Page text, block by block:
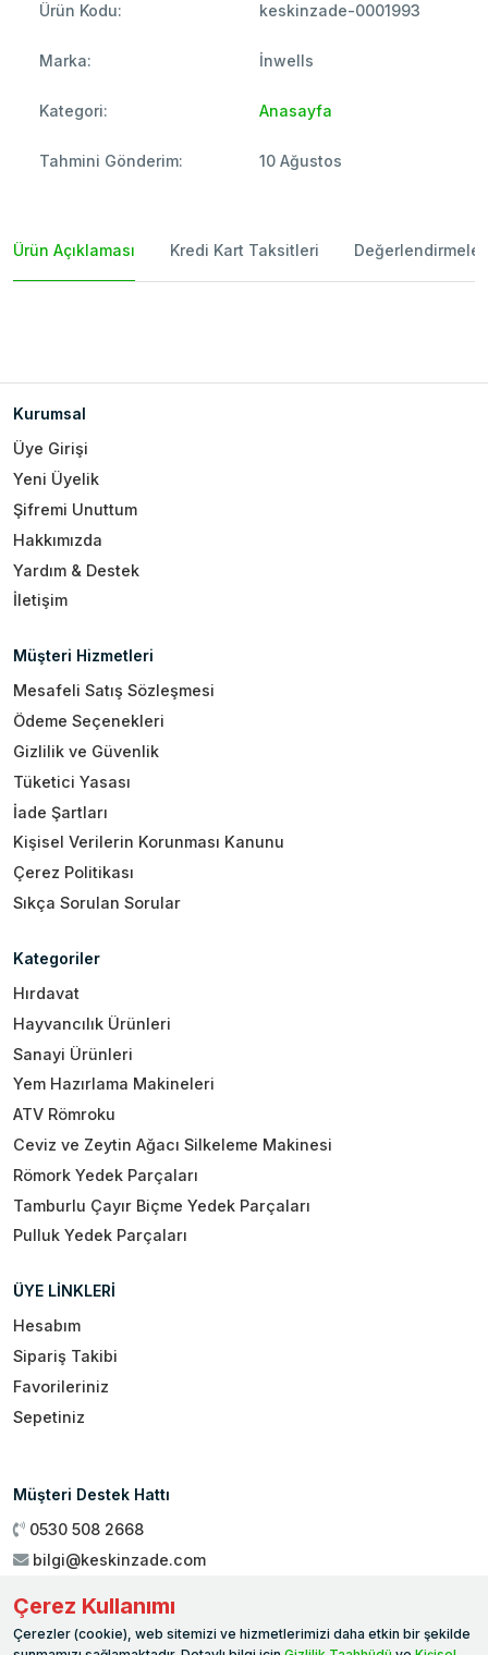
Ürün Kodu: keskinzade-0001993
Marka: İnwells
Kategori: Anasayfa
Tahmini Gönderim: 10 Ağustos
Ürün Açıklaması Kredi Kart Taksitleri Değerlendirmeler
Kurumsal
Üye Girişi
Yeni Üyelik
Şifremi Unuttum
Hakkımızda
Yardım & Destek
İletişim
Müşteri Hizmetleri
Mesafeli Satış Sözleşmesi
Ödeme Seçenekleri
Gizlilik ve Güvenlik
Tüketici Yasası
İade Şartları
Kişisel Verilerin Korunması Kanunu
Çerez Politikası
Sıkça Sorulan Sorular
Kategoriler
Hırdavat
Hayvancılık Ürünleri
Sanayi Ürünleri
Yem Hazırlama Makineleri
ATV Römroku
Ceviz ve Zeytin Ağacı Silkeleme Makinesi
Römork Yedek Parçaları
Tamburlu Çayır Biçme Yedek Parçaları
Pulluk Yedek Parçaları
ÜYE LİNKLERİ
Hesabım
Sipariş Takibi
Favorileriniz
Sepetiniz
Müşteri Destek Hattı
0530 508 2668
bilgi@keskinzade.com
Genel Merkez: Yükseliş Mah. 1461. Sokak No:2/1 19 Mayıs
Ballıca / SAMSUN
Çerez Kullanımı
Çerezler (cookie), web sitemizi ve hizmetlerimizi daha etkin bir şekilde